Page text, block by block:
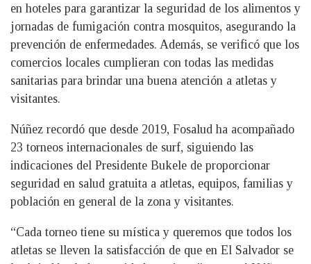
en hoteles para garantizar la seguridad de los alimentos y
jornadas de fumigación contra mosquitos, asegurando la
prevención de enfermedades. Además, se verificó que los
comercios locales cumplieran con todas las medidas
sanitarias para brindar una buena atención a atletas y
visitantes.
Núñez recordó que desde 2019, Fosalud ha acompañado
23 torneos internacionales de surf, siguiendo las
indicaciones del Presidente Bukele de proporcionar
seguridad en salud gratuita a atletas, equipos, familias y
población en general de la zona y visitantes.
“Cada torneo tiene su mística y queremos que todos los
atletas se lleven la satisfacción de que en El Salvador se